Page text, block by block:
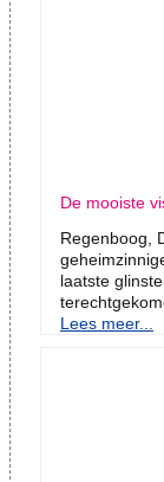
De mooiste
Regenboog,
laatste
Lees meer...